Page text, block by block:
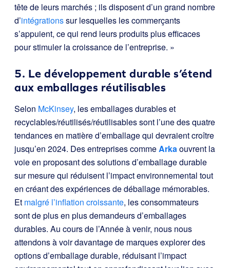
tête de leurs marchés ; ils disposent d’un grand nombre
d’intégrationssur lesquelles les commerçants
s’appuient, ce qui rend leurs produits plus efficaces
pour stimuler la croissance de l’entreprise. »
5. Le développement durable s’étend
aux emballages réutilisables
Selon McKinsey, les emballages durables et
recyclables/réutilisés/réutilisables sont l’une des quatre
tendances en matière d’emballage qui devraient croître
jusqu’en 2024. Des entreprises comme Arka ouvrent la
voie en proposant des solutions d’emballage durable
sur mesure qui réduisent l’impact environnemental tout
en créant des expériences de déballage mémorables.
Et malgré l’inflation croissante, les consommateurs
sont de plus en plus demandeurs d’emballages
durables. Au cours de l’Année à venir, nous nous
attendons à voir davantage de marques explorer des
options d’emballage durable, réduisant l’impact